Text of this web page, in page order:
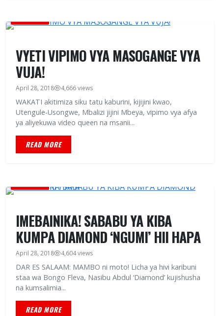
VYETI VIPIMO VYA MASOGANGE VYA
VUJA!
April 28, 2018 4,666 views
WAKATI akitimiza siku tatu kaburini, kijijini kwao,
Utengule-Usongwe, Mbalizi jijini Mbeya, vipimo vya afya
ya aliyekuwa video queen na msanii...
READ MORE
IMEBAINIKA! SABABU YA KIBA
KUMPA DIAMOND ‘NGUMI’ HII HAPA
April 28, 2018 4,604 views
DAR ES SALAAM: MAMBO ni moto! Licha ya hivi karibuni
staa wa Bongo Fleva, Nasibu Abdul ‘Diamond’ kujishusha
na kumsalimia...
READ MORE